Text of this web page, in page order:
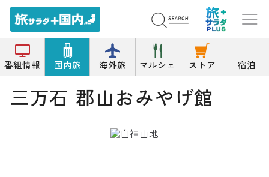
番組情報 国内旅 海外旅 マルシェ ストア 宿泊
トップ 和菓子 三万石 郡山おみやげ館
三万石 郡山おみやげ館